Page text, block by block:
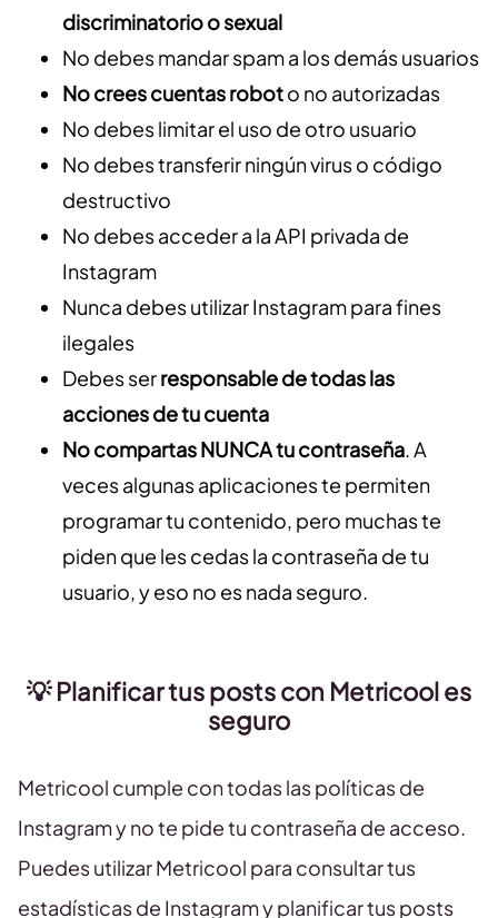
discriminatorio o sexual
No debes mandar spam a los demás usuarios
No crees cuentas roboto no autorizadas
No debes limitar el uso de otro usuario
No debes transferir ningún virus o código
destructivo
No debes acceder a la API privada de
Instagram
Nunca debes utilizar Instagram para fines
ilegales
Debes serresponsable de todas las
acciones de tu cuenta
No compartas NUNCA tu contraseña. A
veces algunas aplicaciones te permiten
programar tu contenido, pero muchas te
piden que les cedas la contraseña de tu
usuario, y eso no es nada seguro.
💡 Planificar tus posts con Metricool es
seguro
Metricool cumple con todas las políticas de
Instagram y no te pide tu contraseña de acceso.
Puedes utilizar Metricool para consultar tus
estadísticas de Instagram y planificar tus posts